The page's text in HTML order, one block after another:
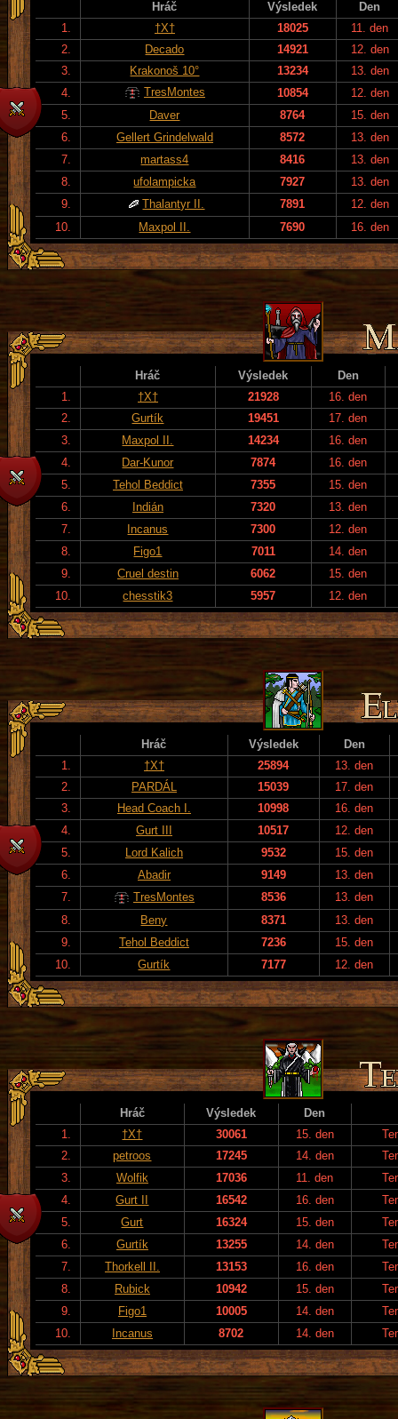
Hráč Výsledek
Den
1.
†X† 18025
11. den
2.
Decado 14921
12. den
3.
Krakonoš 10° 13234
13. den
4.
TresMontes 10854
12. den
5.
Daver 8764
15. den
6.
Gellert Grindelwald 8572
13. den
7.
martass4 8416
13. den
8.
ufolampicka 7927
13. den
9.
Thalantyr II. 7891
12. den
10.
Maxpol II. 7690 16. den
Hráč Výsledek
Den
1.
†X† 21928
16. den
2.
Gurtík 19451
17. den
3.
Maxpol II. 14234
16. den
4.
Dar-Kunor 7874
16. den
5.
Tehol Beddict 7355
15. den
6.
Indián 7320
13. den
7.
Incanus 7300
12. den
8.
Figo1 7011
14. den
9.
Cruel destin 6062
15. den
10.
chesstik3 5957 12. den
Hráč Výsledek
Den
1.
†X† 25894
13. den
2.
PARDÁL 15039
17. den
3.
Head Coach I. 10998
16. den
4.
Gurt III 10517
12. den
5.
Lord Kalich 9532
15. den
6.
Abadir 9149
13. den
7.
TresMontes 8536
13. den
8.
Beny 8371
13. den
9.
Tehol Beddict 7236
15. den
10.
Gurtík 7177 12. den
Hráč Výsledek
Den
1.
†X† 30061 15. den
2.
petroos 17245 14. den
3.
Wolfik 17036 11. den
4.
Gurt II 16542 16. den
5.
Gurt 16324 15. den
6.
Gurtík 13255 14. den
7.
Thorkell II. 13153 16. den
8.
Rubick 10942 15. den
9.
Figo1 10005 14. den
10.
Incanus 8702 14. den